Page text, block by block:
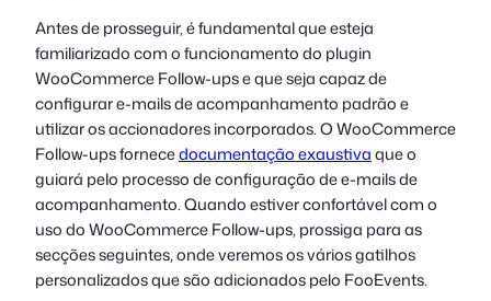
Antes de prosseguir, é fundamental que esteja
familiarizado com o funcionamento do plugin
WooCommerce Follow-ups e que seja capaz de
configurar e-mails de acompanhamento padrão e
utilizar os accionadores incorporados. O WooCommerce
Follow-ups fornecedocumentação exaustivaque o
guiará pelo processo de configuração de e-mails de
acompanhamento. Quando estiver confortável com o
uso do WooCommerce Follow-ups, prossiga para as
secções seguintes, onde veremos os vários gatilhos
personalizados que são adicionados pelo FooEvents.